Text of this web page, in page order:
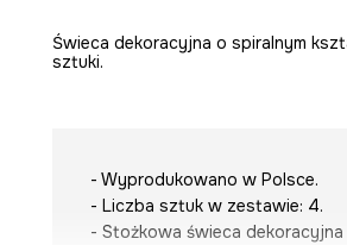
Świeca dekoracyjna o spiralnym
sztuki.
- Wyprodukowano w Polsce.
- Liczba sztuk w zestawie: 4.
- Stożkowa świeca dekoracyjna